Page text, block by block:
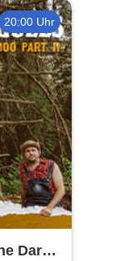
20:00 Uhr
Dark